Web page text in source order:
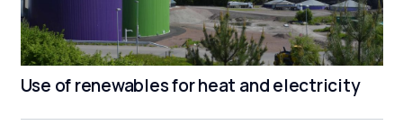
Use of renewables for heat and electricity